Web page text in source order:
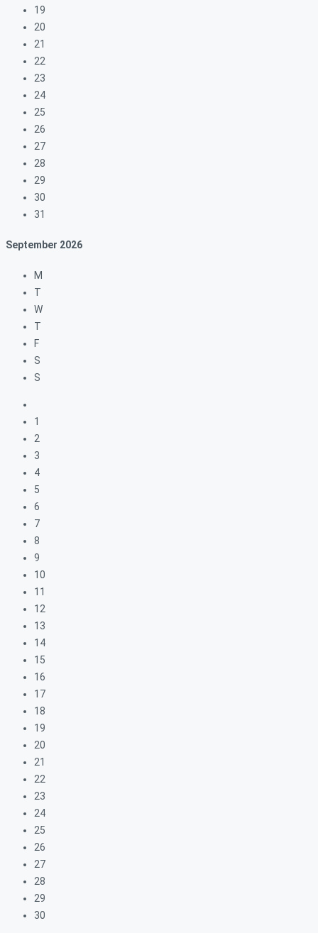
19
20
21
22
23
24
25
26
27
28
29
30
31
September 2026
M
T
W
T
F
S
S
1
2
3
4
5
6
7
8
9
10
11
12
13
14
15
16
17
18
19
20
21
22
23
24
25
26
27
28
29
30